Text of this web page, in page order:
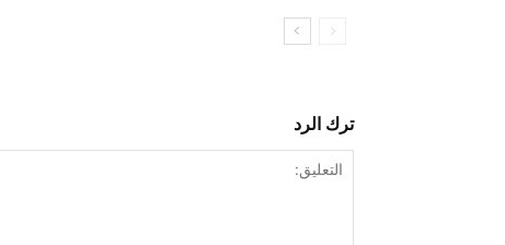
ترك الرد